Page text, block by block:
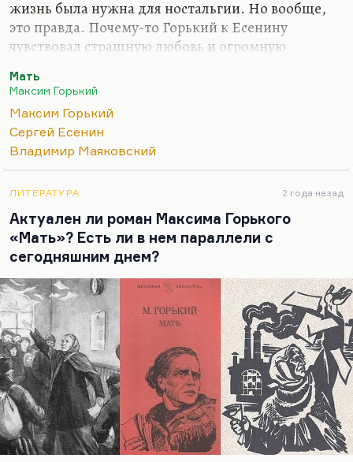
жизнь была нужна для ностальгии. Но вообще,
это правда. Почему-то Горький к Есенину
чувствовал страшную любовь и огромную
Маяковского, говорил, что это истеричный
поступок, а про Есенина он нашел какие-то
гораздо более человеческие, более добрые слова.
Вот странно. Маяковский должен был быть ему
ненавидел. Просто, действительно, ненавидел.
глупости. Там в очерк о Ленине вписал
негативную оценку его, и что он не верит ему. И
вообще как-то…
Мать
Максим Горький
Максим Горький
Сергей Есенин
Владимир Маяковский
ЛИТЕРАТУРА 2 года назад
Актуален ли роман Максима Горького
«Мать»? Есть ли в нем параллели с
сегодняшним днем?